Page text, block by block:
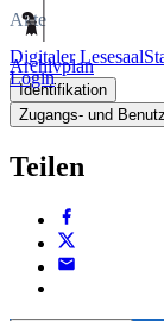
Digitaler Lesesaal
Login
Akte
Archivplan
Identifikation
Zugangs- und
Teilen